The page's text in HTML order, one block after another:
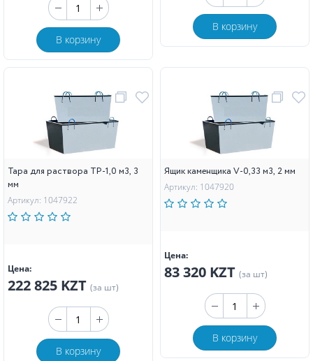
В корзину
В корзину
Тара для раствора ТР-1,0 м3, 3
мм
Артикул: 1047922
Цена:
222 825 KZT (за шт)
В корзину
Ящик каменщика V-0,33 м3, 2 мм
Артикул: 1047920
Цена:
83 320 KZT (за шт)
В корзину